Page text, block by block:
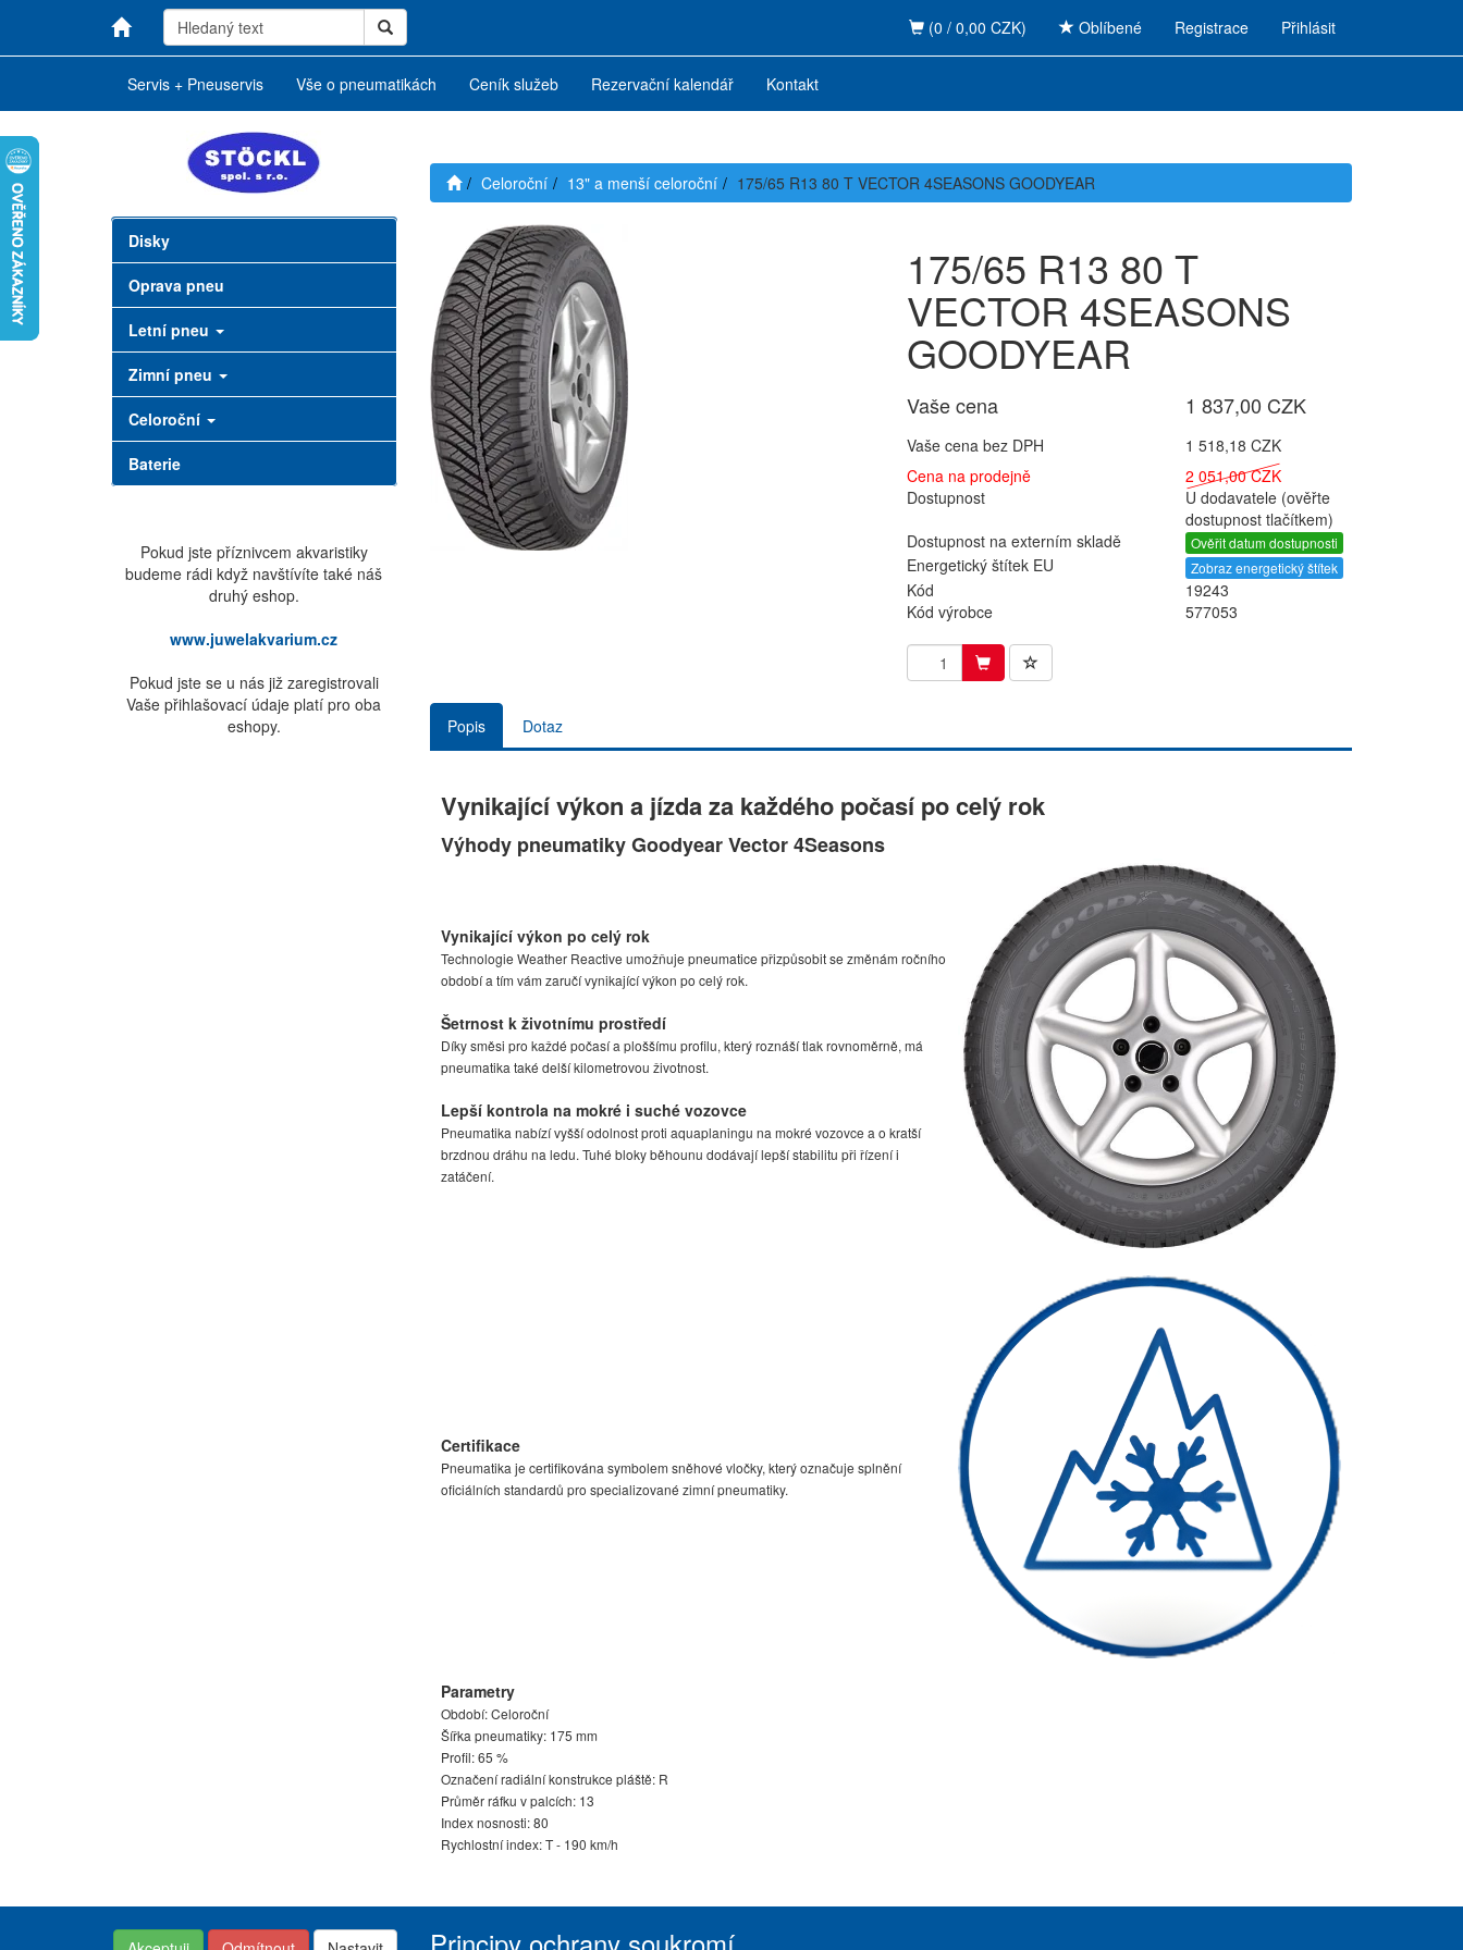
Registrace Přihlásit
(0 / 0,00 CZK) Oblíbené
Servis + Pneuservis Vše o pneumatikách Ceník služeb Rezervační kalendář Kontakt
Disky
Oprava pneu
Letní pneu
Zimní pneu
Celoroční
Baterie
Pokud jste příznivcem akvaristiky
budeme rádi když navštívíte také náš
druhý eshop.
www.juwelakvarium.cz
Pokud jste se u nás již zaregistrovali
Vaše přihlašovací údaje platí pro oba
eshopy.
Celoroční 13" a menší celoroční 175/65 R13 80 T VECTOR 4SEASONS GOODYEAR
175/65 R13 80 T
VECTOR 4SEASONS
GOODYEAR
Vaše cena 1 837,00 CZK
Vaše cena bez DPH
1 518,18 CZK
Cena na prodejně
2 051,00 CZK
Dostupnost
U dodavatele (ověřte
dostupnost tlačítkem)
Dostupnost na externím skladě
Ověřit datum dostupnosti
Energetický štítek EU Zobraz energetický štítek
Kód
19243
Kód výrobce
577053
Popis Dotaz
Vynikající výkon a jízda za každého počasí po celý rok
Výhody pneumatiky Goodyear Vector 4Seasons
Vynikající výkon po celý rok
Technologie Weather Reactive umožňuje pneumatice přizpůsobit se změnám ročního
období a tím vám zaručí vynikající výkon po celý rok.
Šetrnost k životnímu prostředí
Díky směsi pro každé počasí a ploššímu profilu, který roznáší tlak rovnoměrně, má
pneumatika také delší kilometrovou životnost.
Lepší kontrola na mokré i suché vozovce
Pneumatika nabízí vyšší odolnost proti aquaplaningu na mokré vozovce a o kratší
brzdnou dráhu na ledu. Tuhé bloky běhounu dodávají lepší stabilitu při řízení i
zatáčení.
Certifikace
Pneumatika je certifikována symbolem sněhové vločky, který označuje splnění
oficiálních standardů pro specializované zimní pneumatiky.
Parametry
Období: Celoroční
Šířka pneumatiky: 175 mm
Profil: 65 %
Označení radiální konstrukce pláště: R
Průměr ráfku v palcích: 13
Index nosnosti: 80
Rychlostní index: T - 190 km/h